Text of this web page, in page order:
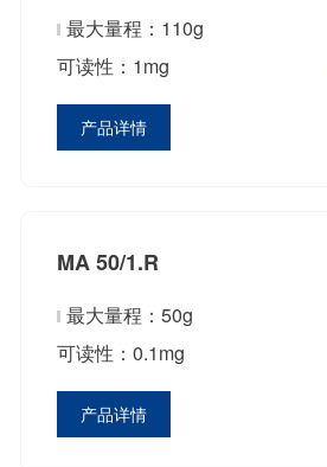
最大量程：110g
可读性：1mg
产品详情
MA 50/1.R
最大量程：50g
可读性：0.1mg
产品详情